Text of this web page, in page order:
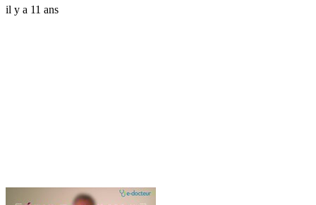
il y a 11 ans